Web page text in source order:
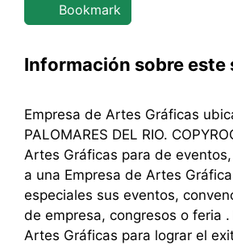
Bookmark
Información sobre este
Empresa de Artes Gráficas
PALOMARES DEL RIO.
Artes Gráficas para de
a una Empresa de Artes
especiales sus eventos,
de empresa, congresos o feria .
Artes Gráficas para lograr el